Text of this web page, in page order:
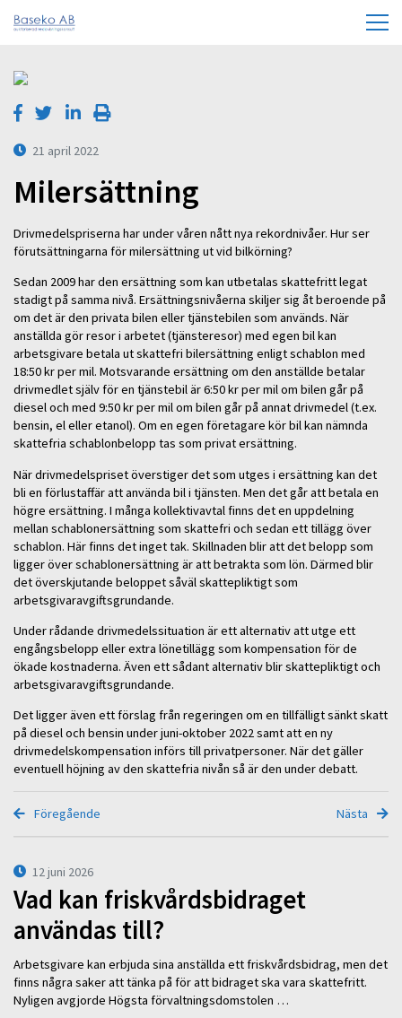
21 april 2022
Milersättning
Drivmedelspriserna har under våren nått nya rekordnivåer. Hur ser
förutsättningarna för milersättning ut vid bilkörning?
Sedan 2009 har den ersättning som kan utbetalas skattefritt legat
stadigt på samma nivå. Ersättningsnivåerna skiljer sig åt beroende på
om det är den privata bilen eller tjänstebilen som används. När
anställda gör resor i arbetet (tjänsteresor) med egen bil kan
arbetsgivare betala ut skattefri bilersättning enligt schablon med
18:50 kr per mil. Motsvarande ersättning om den anställde betalar
drivmedlet själv för en tjänstebil är 6:50 kr per mil om bilen går på
diesel och med 9:50 kr per mil om bilen går på annat drivmedel (t.ex.
bensin, el eller etanol). Om en egen företagare kör bil kan nämnda
skattefria schablonbelopp tas som privat ersättning.
När drivmedelspriset överstiger det som utges i ersättning kan det
bli en förlustaffär att använda bil i tjänsten. Men det går att betala en
högre ersättning. I många kollektivavtal finns det en uppdelning
mellan schablonersättning som skattefri och sedan ett tillägg över
schablon. Här finns det inget tak. Skillnaden blir att det belopp som
ligger över schablonersättning är att betrakta som lön. Därmed blir
det överskjutande beloppet såväl skattepliktigt som
arbetsgivaravgiftsgrundande.
Under rådande drivmedelssituation är ett alternativ att utge ett
engångsbelopp eller extra lönetillägg som kompensation för de
ökade kostnaderna. Även ett sådant alternativ blir skattepliktigt och
arbetsgivaravgiftsgrundande.
Det ligger även ett förslag från regeringen om en tillfälligt sänkt skatt
på diesel och bensin under juni-oktober 2022 samt att en ny
drivmedelskompensation införs till privatpersoner. När det gäller
eventuell höjning av den skattefria nivån så är den under debatt.
Föregående Nästa
12 juni 2026
Vad kan friskvårdsbidraget
användas till?
Arbetsgivare kan erbjuda sina anställda ett friskvårdsbidrag, men det
finns några saker att tänka på för att bidraget ska vara skattefritt.
Nyligen avgjorde Högsta förvaltningsdomstolen …